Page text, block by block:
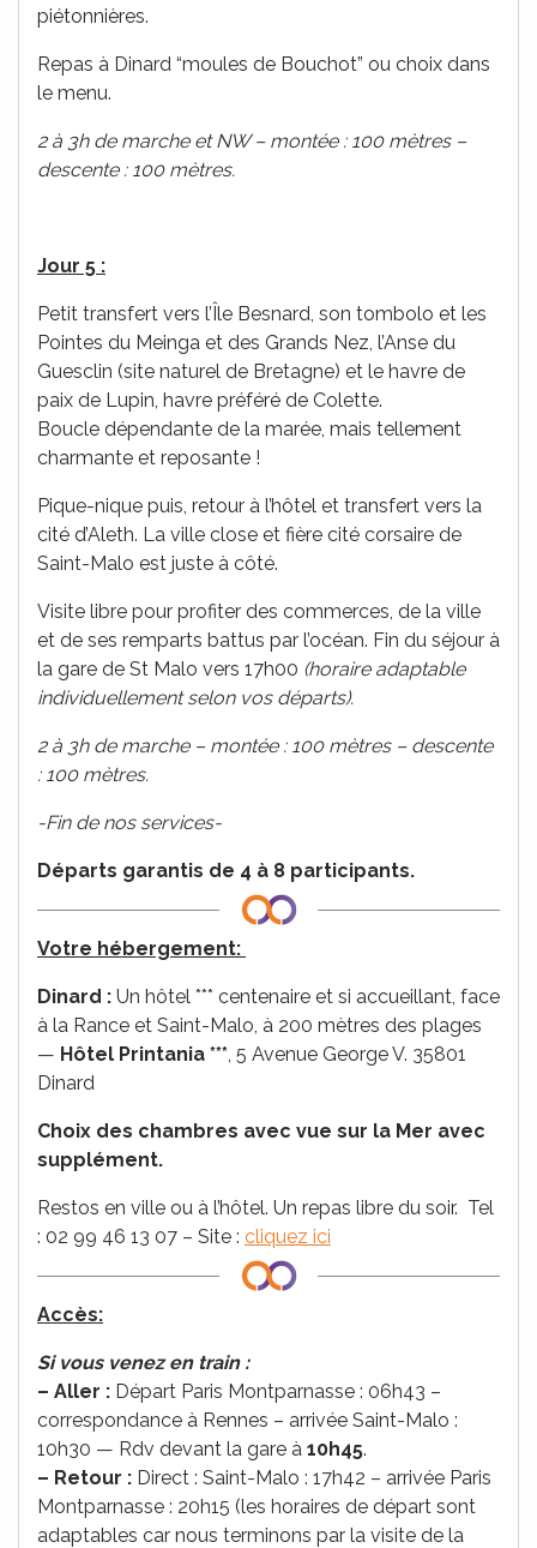
piétonnières.
Repas à Dinard “moules de Bouchot” ou choix dans
le menu.
2 à 3h de marche et NW – montée : 100 mètres –
descente : 100 mètres.
Jour 5 :
Petit transfert vers l’Île Besnard, son tombolo et les
Pointes du Meinga et des Grands Nez, l’Anse du
Guesclin (site naturel de Bretagne) et le havre de
paix de Lupin, havre préféré de Colette.
Boucle dépendante de la marée, mais tellement
charmante et reposante !
Pique-nique puis, retour à l’hôtel et transfert vers la
cité d’Aleth. La ville close et fière cité corsaire de
Saint-Malo est juste à côté.
Visite libre pour profiter des commerces, de la ville
et de ses remparts battus par l’océan. Fin du séjour à
la gare de St Malo vers 17h00 (horaire adaptable
individuellement selon vos départs).
2 à 3h de marche – montée : 100 mètres – descente
: 100 mètres.
-Fin de nos services-
Départs garantis de 4 à 8 participants.
Votre hébergement:
Dinard : Un hôtel *** centenaire et si accueillant, face
à la Rance et Saint-Malo, à 200 mètres des plages
— Hôtel Printania ***, 5 Avenue George V. 35801
Dinard
Choix des chambres avec vue sur la Mer avec
supplément.
Restos en ville ou à l’hôtel. Un repas libre du soir. Tel
: 02 99 46 13 07 – Site : cliquez ici
Accès:
Si vous venez en train :
– Aller : Départ Paris Montparnasse : 06h43 –
correspondance à Rennes – arrivée Saint-Malo :
10h30 — Rdv devant la gare à 10h45.
– Retour : Direct : Saint-Malo : 17h42 – arrivée Paris
Montparnasse : 20h15 (les horaires de départ sont
adaptables car nous terminons par la visite de la